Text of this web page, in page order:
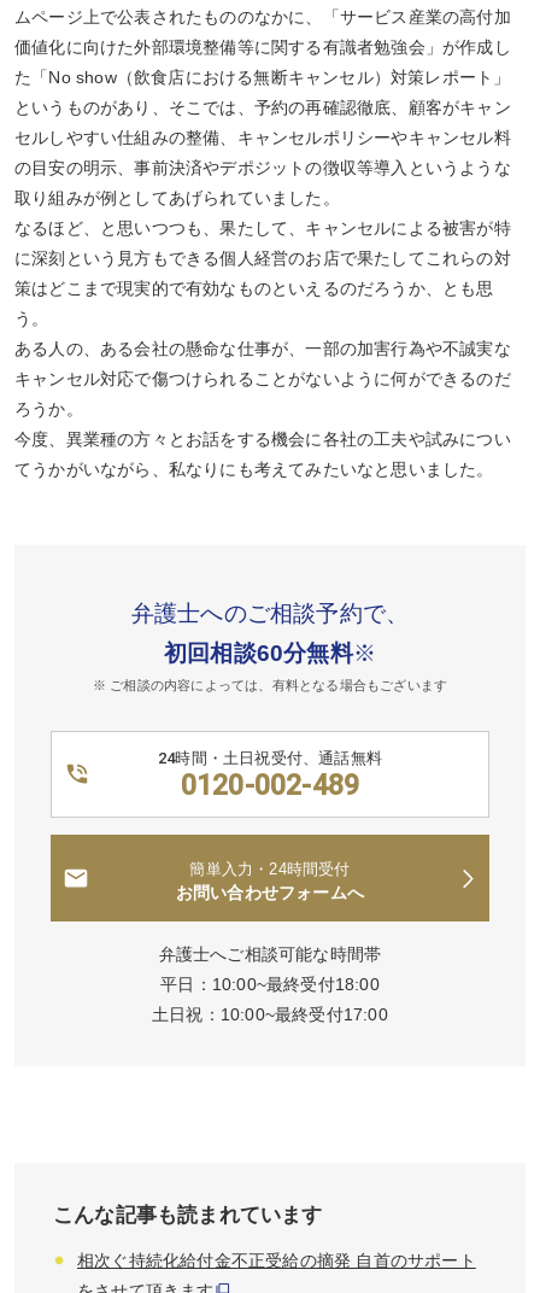
ムページ上で公表されたもののなかに、「サービス産業の高付加
価値化に向けた外部環境整備等に関する有識者勉強会」が作成し
た「No show（飲食店における無断キャンセル）対策レポート」
というものがあり、そこでは、予約の再確認徹底、顧客がキャン
セルしやすい仕組みの整備、キャンセルポリシーやキャンセル料
の目安の明示、事前決済やデポジットの徴収等導入というような
取り組みが例としてあげられていました。
なるほど、と思いつつも、果たして、キャンセルによる被害が特
に深刻という見方もできる個人経営のお店で果たしてこれらの対
策はどこまで現実的で有効なものといえるのだろうか、とも思
う。
ある人の、ある会社の懸命な仕事が、一部の加害行為や不誠実な
キャンセル対応で傷つけられることがないように何ができるのだ
ろうか。
今度、異業種の方々とお話をする機会に各社の工夫や試みについ
てうかがいながら、私なりにも考えてみたいなと思いました。
弁護士へのご相談予約で、
初回相談60分無料※
※ ご相談の内容によっては、有料となる場合もございます
24時間・土日祝受付、通話無料
0120-002-489
簡単入力・24時間受付
お問い合わせフォームへ
弁護士へご相談可能な時間帯
平日：10:00~最終受付18:00
土日祝：10:00~最終受付17:00
こんな記事も読まれています
相次ぐ持続化給付金不正受給の摘発 自首のサポート